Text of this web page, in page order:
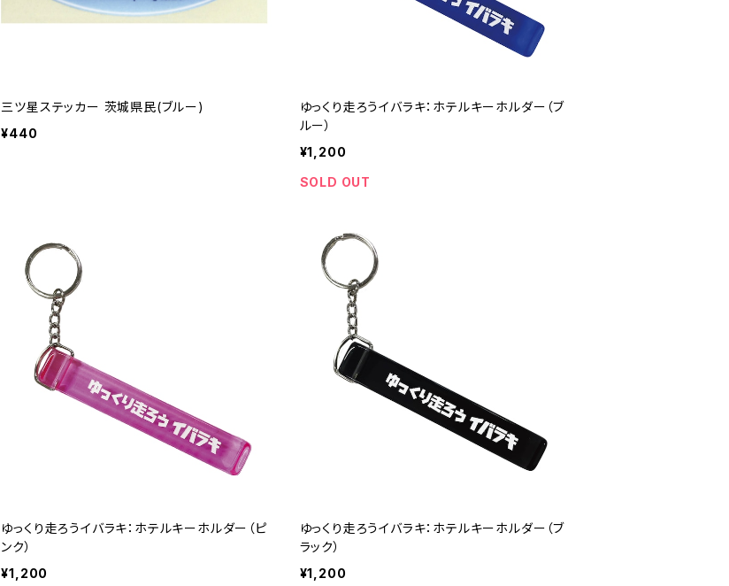
三ツ星ステッカー 茨城県民(ブルー)
¥440
ゆっくり走ろうイバラキ：ホテルキーホルダー（ブ
ルー）
¥1,200
SOLD OUT
ゆっくり走ろうイバラキ：ホテルキーホルダー（ピ
ンク）
¥1,200
ゆっくり走ろうイバラキ：ホテルキーホルダー（ブ
ラック）
¥1,200